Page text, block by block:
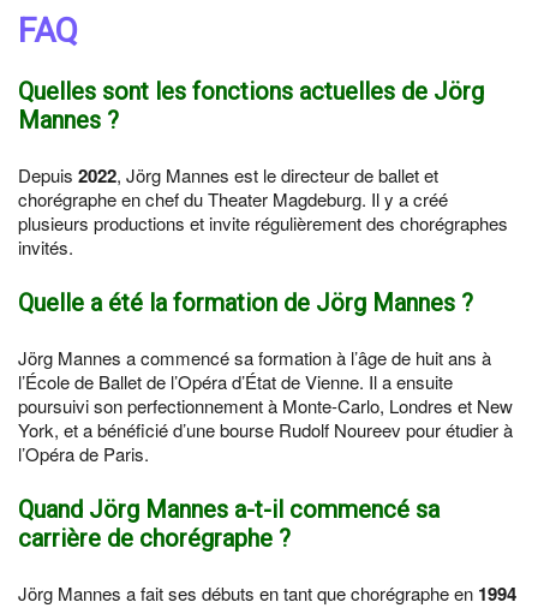
FAQ
Quelles sont les fonctions actuelles de Jörg
Mannes ?
Depuis 2022, Jörg Mannes est le directeur de ballet et
chorégraphe en chef du Theater Magdeburg. Il y a créé
plusieurs productions et invite régulièrement des chorégraphes
invités.
Quelle a été la formation de Jörg Mannes ?
Jörg Mannes a commencé sa formation à l’âge de huit ans à
l’École de Ballet de l’Opéra d’État de Vienne. Il a ensuite
poursuivi son perfectionnement à Monte-Carlo, Londres et New
York, et a bénéficié d’une bourse Rudolf Noureev pour étudier à
l’Opéra de Paris.
Quand Jörg Mannes a-t-il commencé sa
carrière de chorégraphe ?
Jörg Mannes a fait ses débuts en tant que chorégraphe en 1994